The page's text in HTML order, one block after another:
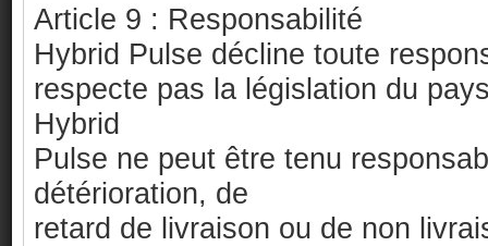
Article 9 : Responsabilité
Hybrid Pulse décline toute
respecte pas la législation du
Hybrid
Pulse ne peut être tenu
détérioration, de
retard de livraison ou de non